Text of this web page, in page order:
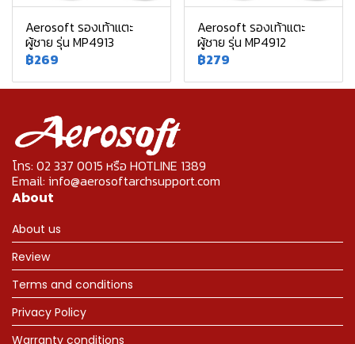
Aerosoft รองเท้าแตะ
ผู้ชาย รุ่น MP4913
฿269
Aerosoft รองเท้าแตะ
ผู้ชาย รุ่น MP4912
฿279
โทร: 02 337 0015 หรือ HOTLINE 1389
Email: info@aerosoftarchsupport.com
About
About us
Review
Terms and conditions
Privacy Policy
Warranty conditions